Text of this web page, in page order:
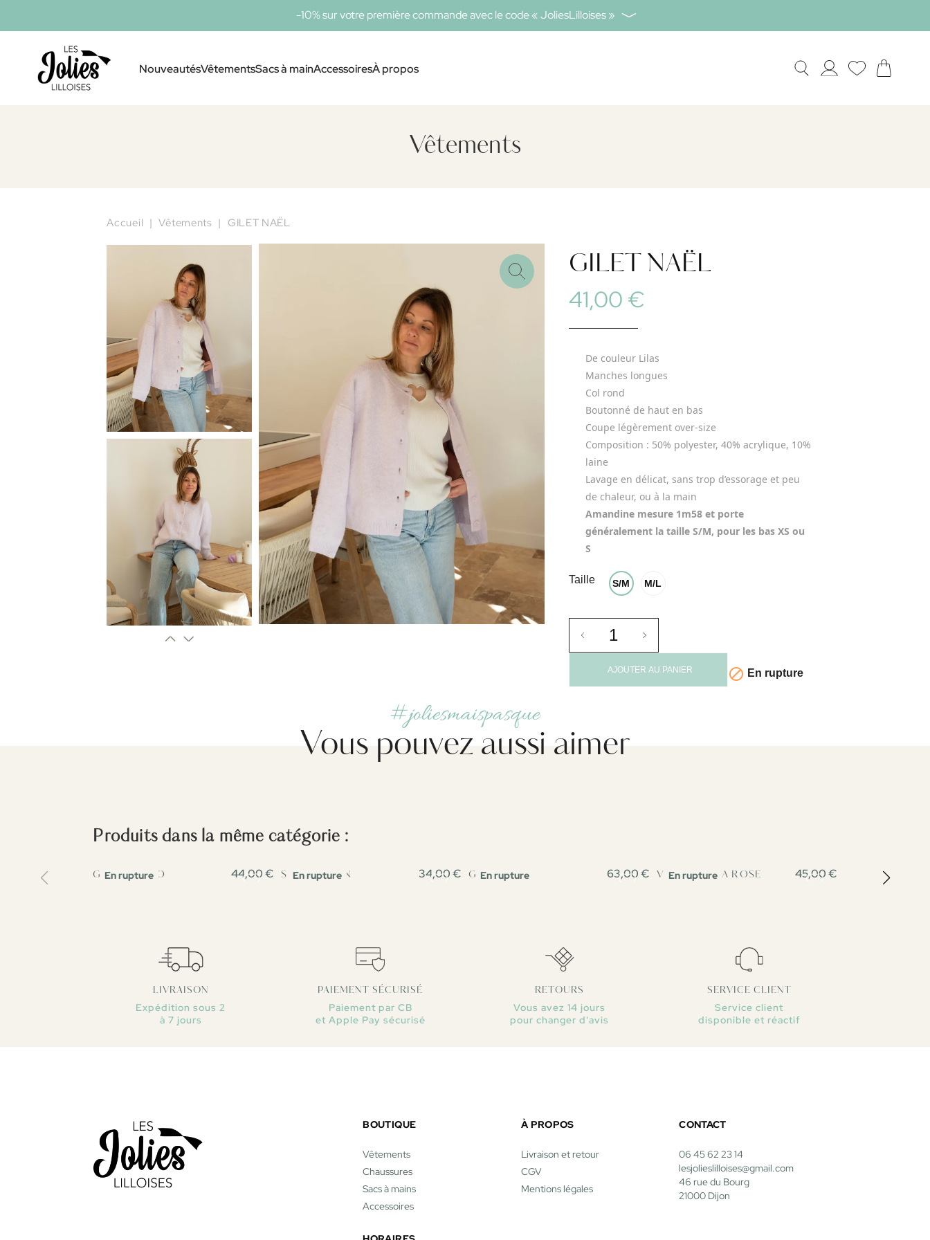
-10% sur votre première commande avec le code « JoliesLilloises »
NouveautésVêtementsSacs à mainAccessoiresÀ propos
Vêtements
Accueil Vêtements GILET NAËL
GILET NAËL
41,00 €
De couleur Lilas
Manches longues
Col rond
Boutonné de haut en bas
Coupe légèrement over-size
Composition : 50% polyester, 40% acrylique, 10%
laine
Lavage en délicat, sans trop d’essorage et peu
de chaleur, ou à la main
Amandine mesure 1m58 et porte
généralement la taille S/M, pour les bas XS ou
S
Taille S/M M/L
AJOUTER AU PANIER  En rupture
#joliesmaispasque
Vous pouvez aussi aimer
Produits dans la même catégorie :
GILET MATEO 44,00 €
En rupture SHORT LEON 34,00 €
En rupture GILET YANN 63,00 €
En rupture VESTE ALICIA ROSE 45,00 €
En rupture VESTE
En rupture
LIVRAISON
Expédition sous 2
à 7 jours
PAIEMENT SÉCURISÉ
Paiement par CB
et Apple Pay sécurisé
RETOURS
Vous avez 14 jours
pour changer d'avis
SERVICE CLIENT
Service client
disponible et réactif
BOUTIQUE
Vêtements
Chaussures
Sacs à mains
Accessoires
À PROPOS
Livraison et retour
CGV
Mentions légales
CONTACT
06 45 62 23 14
lesjolieslilloises@gmail.com
46 rue du Bourg
21000 Dijon